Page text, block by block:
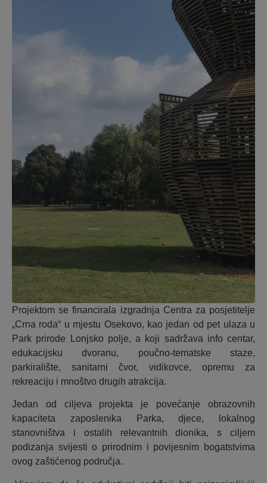
Projektom se financirala izgradnja Centra za posjetitelje
„Crna roda“ u mjestu Osekovo, kao jedan od pet ulaza u
Park prirode Lonjsko polje, a koji sadržava info centar,
edukacijsku dvoranu, poučno-tematske staze,
parkiralište, sanitarni čvor, vidikovce, opremu za
rekreaciju i mnoštvo drugih atrakcija.
Jedan od ciljeva projekta je povećanje obrazovnih
kapaciteta zaposlenika Parka, djece, lokalnog
stanovništva i ostalih relevantnih dionika, s ciljem
podizanja svijesti o prirodnim i povijesnim bogatstvima
ovog zaštićenog područja.